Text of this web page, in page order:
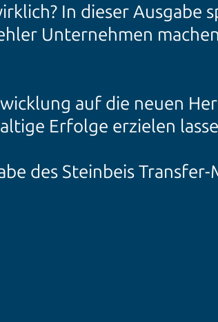
In dieser Ausgabe
Unternehmen
auf die neuen
Erfolge erzielen
des Steinbeis Transfer-